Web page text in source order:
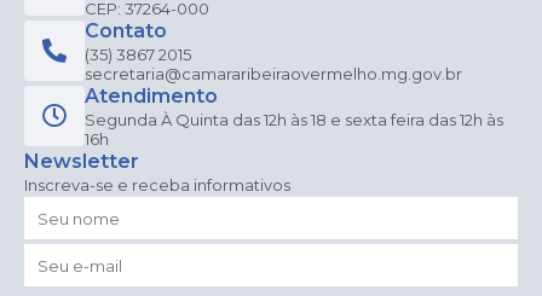
CEP: 37264-000
Contato
(35) 3867 2015
secretaria@camararibeiraovermelho.mg.gov.br
Atendimento
Segunda À Quinta das 12h às 18 e sexta feira das 12h às
16h
Newsletter
Inscreva-se e receba informativos